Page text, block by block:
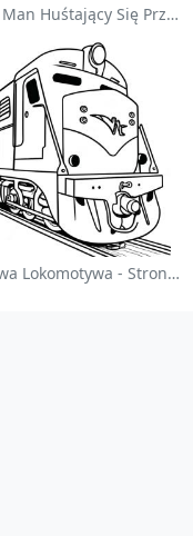
Spider Man Huśtający Się Przez Miasto - Kolorowanka
Kolorowa Lokomotywa - Strona Do Kolorowania